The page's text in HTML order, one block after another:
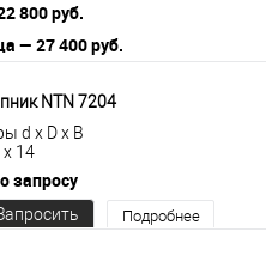
800 руб.
— 27 400 руб.
NTN 7204
d x D x B
x 14
запросу
Подробнее